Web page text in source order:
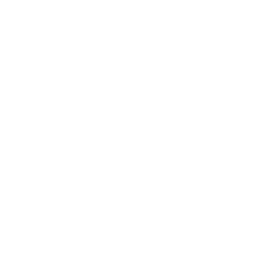
with comments in english
in another language.